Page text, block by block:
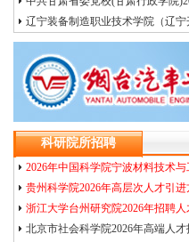
辽宁装备制造职业技术学院（辽宁
科研院所招聘
2026年中国科学院宁波材料技术
贵州科学院2026年高层次人才引进
浙江大学台州研究院2026年招聘
北京市社会科学院2026年高端人才